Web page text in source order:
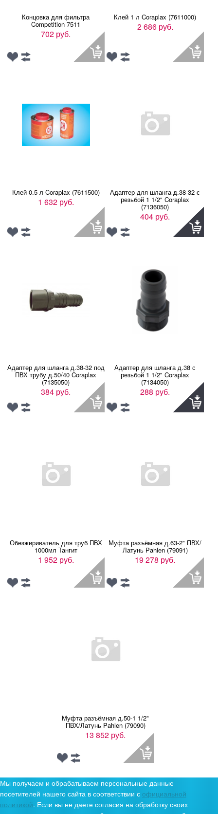
Концовка для фильтра
Competition 7511
702 руб.
Клей 1 л Coraplax (7611000)
2 686 руб.
Клей 0.5 л Coraplax (7611500)
1 632 руб.
Адаптер для шланга д.38-32 с
резьбой 1 1/2" Coraplax
(7136050)
404 руб.
Адаптер для шланга д.38-32 под
ПВХ трубу д.50/40 Coraplax
(7135050)
384 руб.
Адаптер для шланга д.38 с
резьбой 1 1/2" Coraplax
(7134050)
288 руб.
Обезжириватель для труб ПВХ
1000мл Тангит
1 952 руб.
Муфта разъёмная д.63-2" ПВХ/
Латунь Pahlen (79091)
19 278 руб.
Муфта разъёмная д.50-1 1/2"
ПВХ/Латунь Pahlen (79090)
13 852 руб.
Мы получаем и обрабатываем персональные данные
посетителей нашего сайта в соответствии с официальной
политикой. Если вы не даете согласия на обработку своих